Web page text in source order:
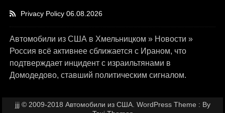
Privacy Policy 06.08.2026
Автомобили из США в Хмельницком » Новости »
Россия всё активнее сближается с Ираном, что
подтверждает инцидент с израильтянами в
Домодедово, ставший политическим сигналом.
jjj © 2009-2018 Автомобили из США. WordPress Theme : By